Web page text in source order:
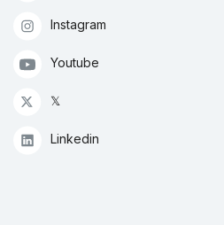
Instagram
Youtube
𝕏
Linkedin